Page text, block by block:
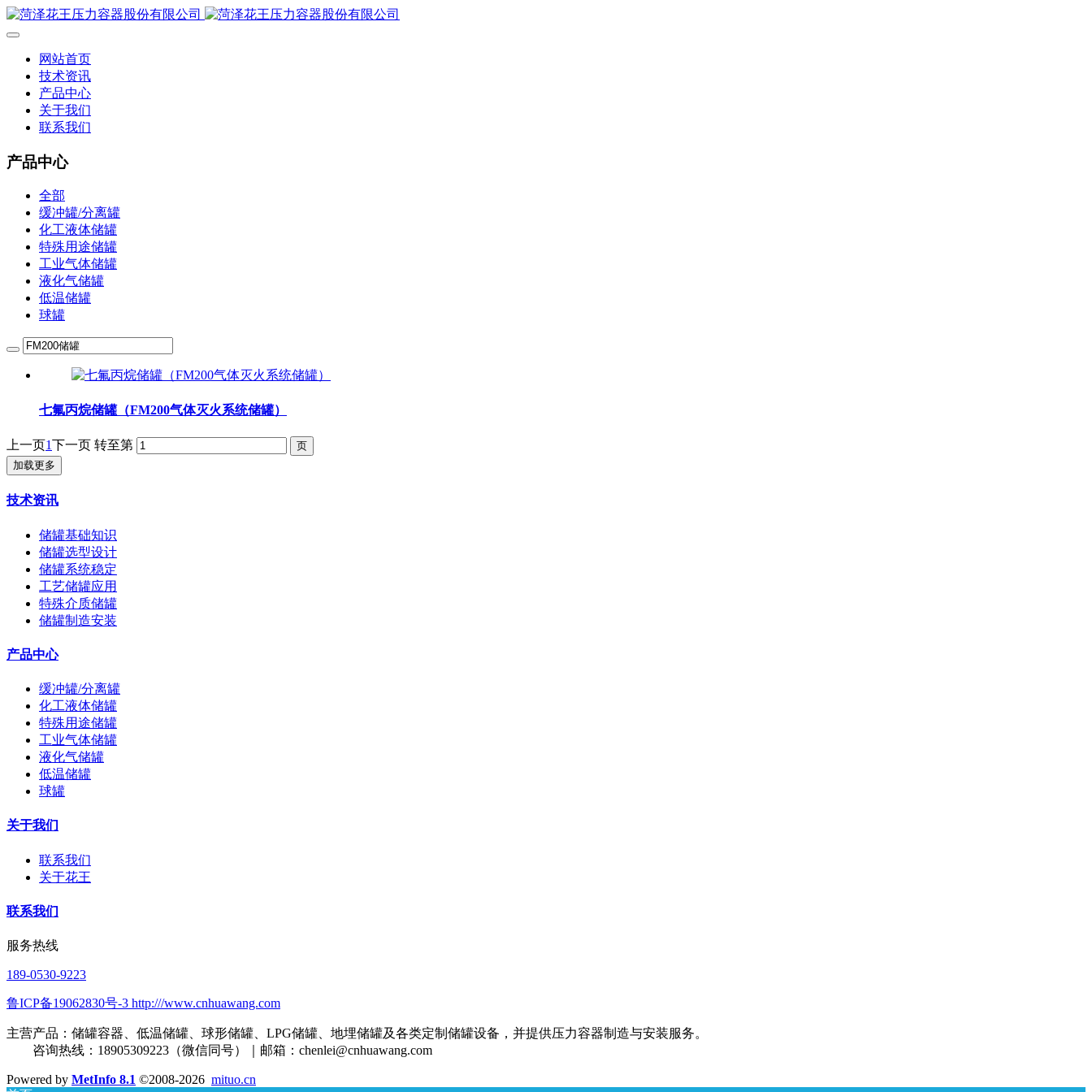
网站首页
技术资讯
产品中心
关于我们
联系我们
产品中心
全部
缓冲罐/分离罐
化工液体储罐
特殊用途储罐
工业气体储罐
液化气储罐
低温储罐
球罐
七氟丙烷储罐（FM200气体灭火系统储罐）
上一页1下一页 转至第
加载更多
技术资讯
储罐基础知识
储罐选型设计
储罐系统稳定
工艺储罐应用
特殊介质储罐
储罐制造安装
产品中心
缓冲罐/分离罐
化工液体储罐
特殊用途储罐
工业气体储罐
液化气储罐
低温储罐
球罐
关于我们
联系我们
关于花王
联系我们
服务热线
189-0530-9223
鲁ICP备19062830号-3 http:///www.cnhuawang.com
主营产品：储罐容器、低温储罐、球形储罐、LPG储罐、地埋储罐及各类定制储罐设备，并提供压力容器制造与安装服务。
咨询热线：18905309223（微信同号）｜邮箱： chenlei@cnhuawang.com
Powered by MetInfo 8.1 ©2008-2026 mituo.cn